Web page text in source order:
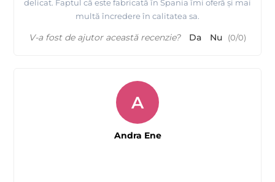
delicat. Faptul că este fabricată în Spania îmi oferă și mai
multă încredere în calitatea sa.
V-a fost de ajutor această recenzie? Da Nu (0/0)
A
Andra Ene